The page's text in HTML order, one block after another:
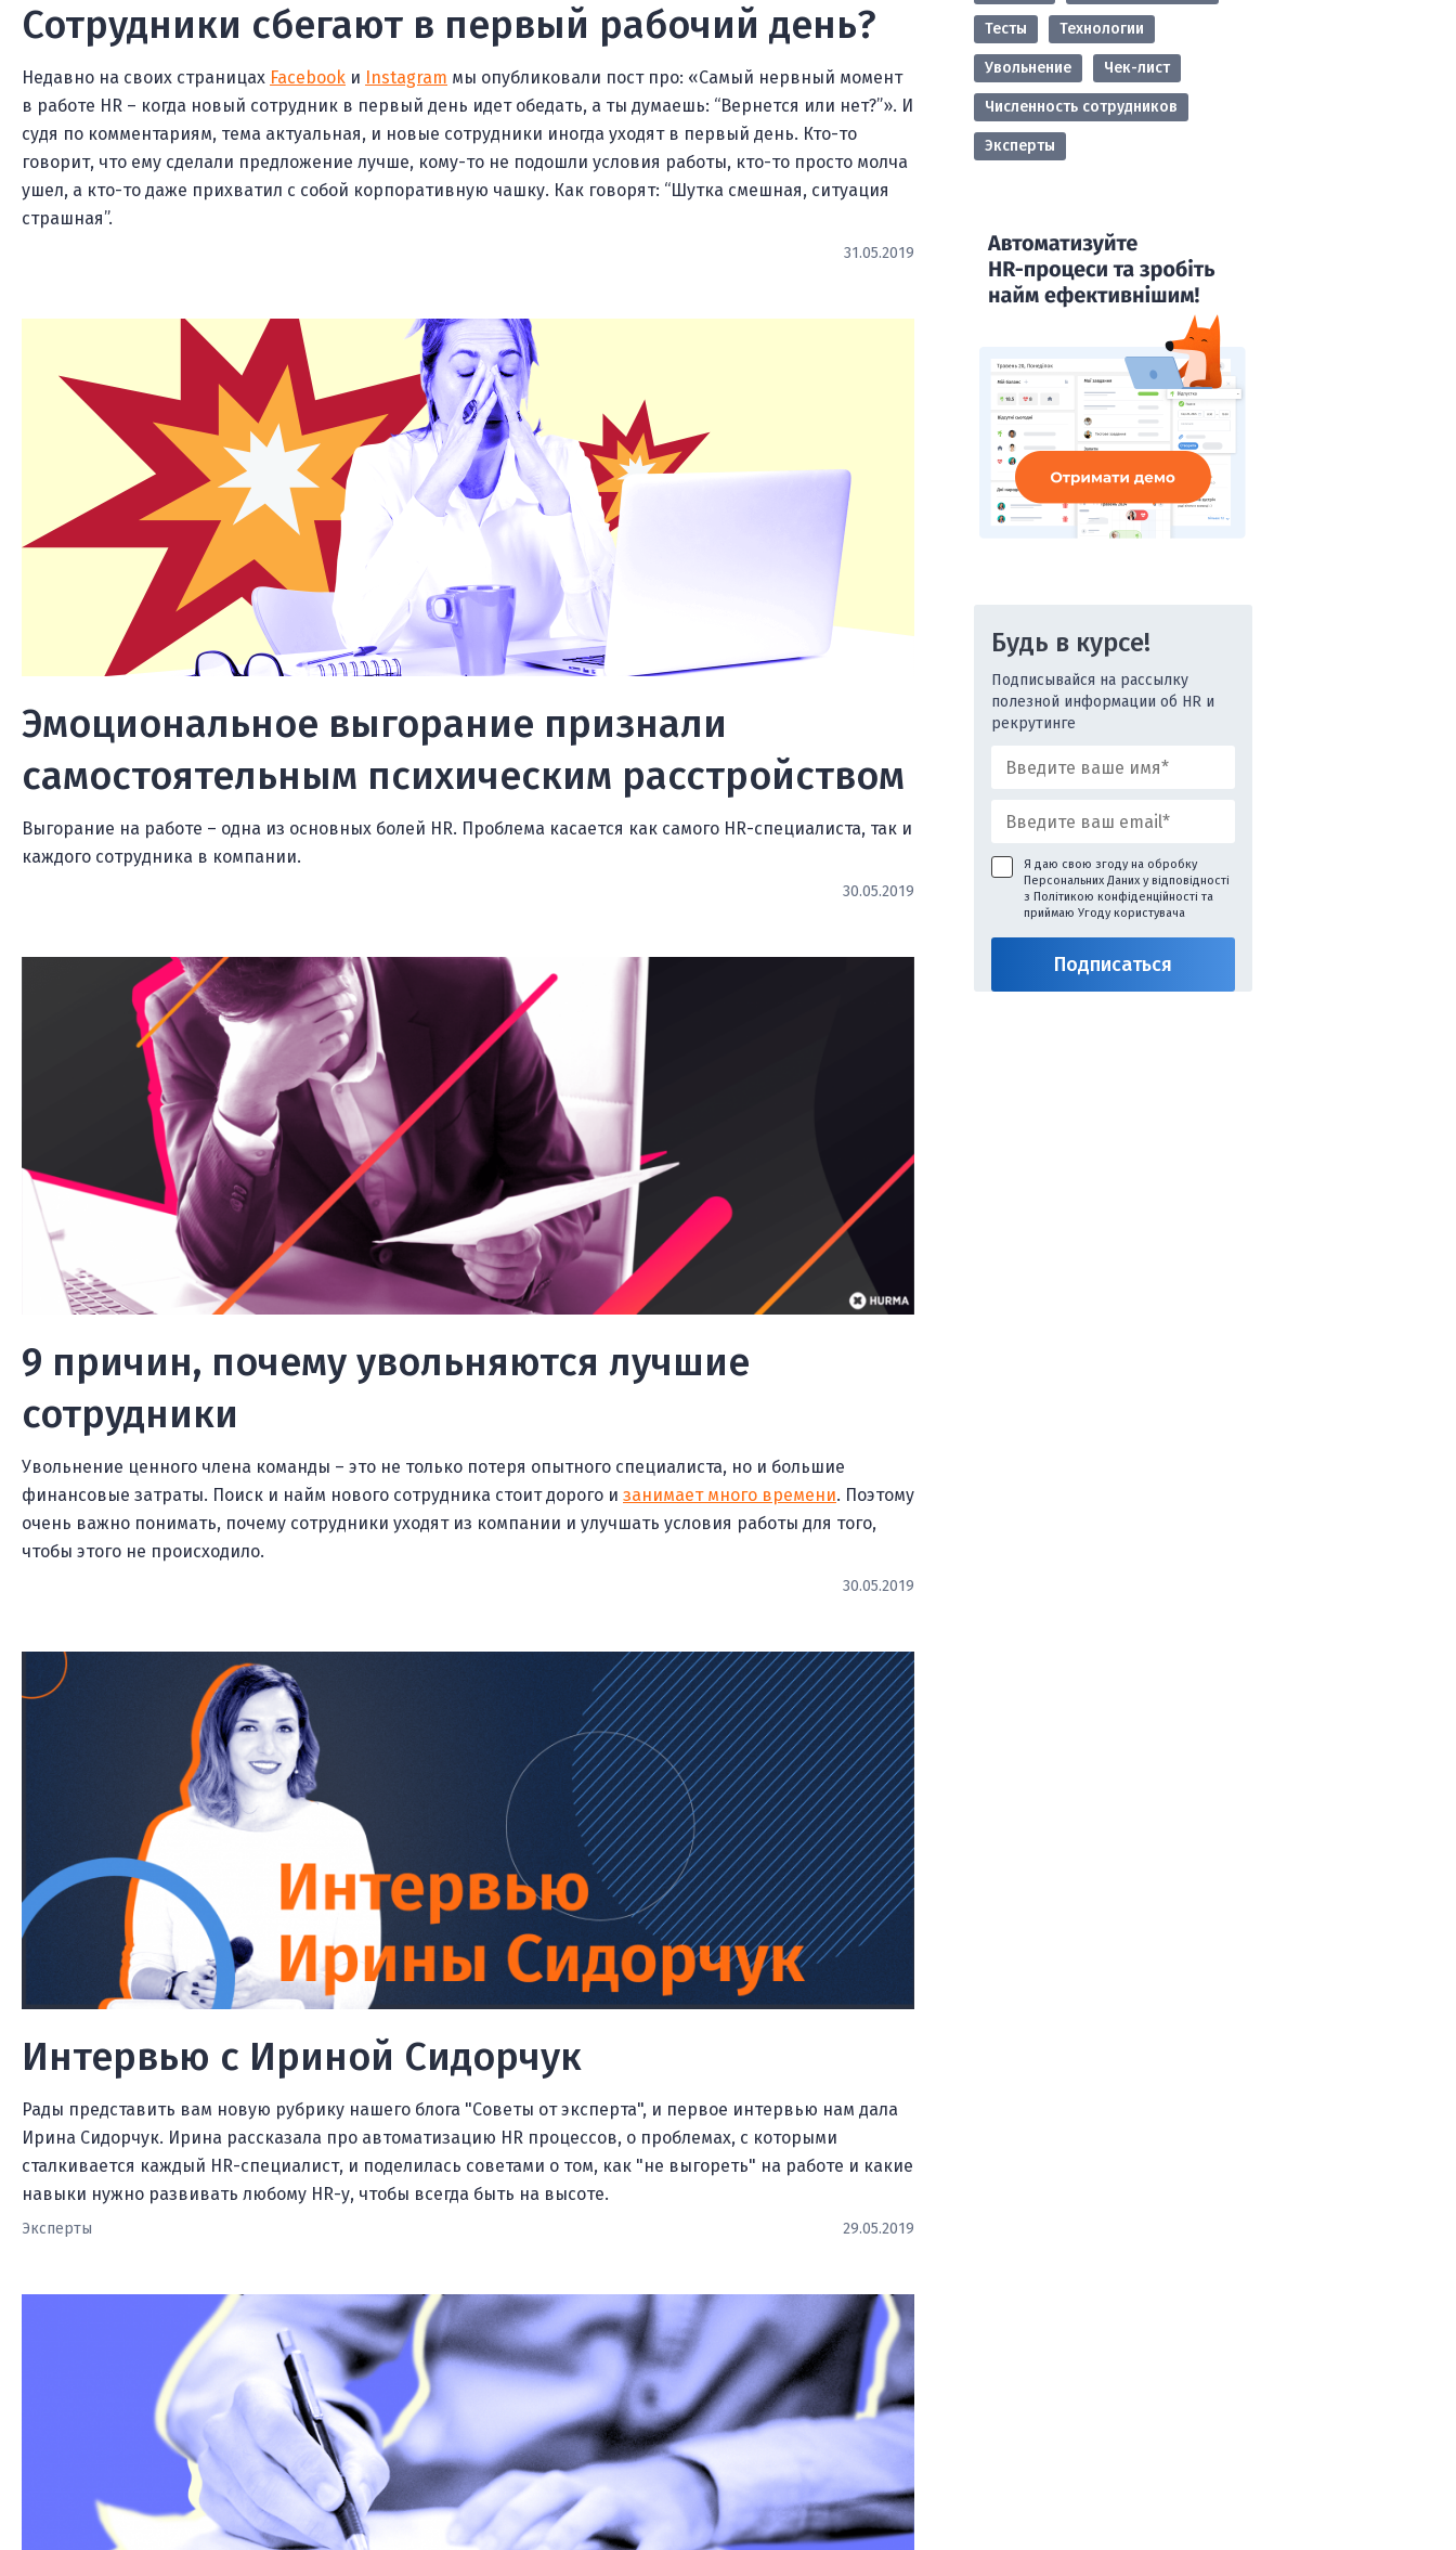
Сотрудники сбегают в первый рабочий день?
Недавно на своих страницах Facebook и Instagram мы опубликовали пост про: «Самый нервный момент
в работе HR – когда новый сотрудник в первый день идет обедать, а ты думаешь: “Вернется или нет?”». И
судя по комментариям, тема актуальная, и новые сотрудники иногда уходят в первый день. Кто-то
говорит, что ему сделали предложение лучше, кому-то не подошли условия работы, кто-то просто молча
ушел, а кто-то даже прихватил с собой корпоративную чашку. Как говорят: “Шутка смешная, ситуация
страшная”.
31.05.2019
Эмоциональное выгорание признали
самостоятельным психическим расстройством
Выгорание на работе – одна из основных болей HR. Проблема касается как самого HR-специалиста, так и
каждого сотрудника в компании.
30.05.2019
9 причин, почему увольняются лучшие
сотрудники
Увольнение ценного члена команды – это не только потеря опытного специалиста, но и большие
финансовые затраты. Поиск и найм нового сотрудника стоит дорого и занимает много времени. Поэтому
очень важно понимать, почему сотрудники уходят из компании и улучшать условия работы для того,
чтобы этого не происходило.
30.05.2019
Интервью с Ириной Сидорчук
Рады представить вам новую рубрику нашего блога "Советы от эксперта", и первое интервью нам дала
Ирина Сидорчук. Ирина рассказала про автоматизацию HR процессов, о проблемах, с которыми
сталкивается каждый HR-специалист, и поделилась советами о том, как "не выгореть" на работе и какие
навыки нужно развивать любому HR-у, чтобы всегда быть на высоте.
Эксперты 29.05.2019
Тесты Технологии
Увольнение Чек-лист
Численность сотрудников
Эксперты
Будь в курсе!
Подписывайся на рассылку
полезной информации об HR и
рекрутинге
Я даю свою згоду на обробку
Персональних Даних у відповідності
з Політикою конфіденційності та
приймаю Угоду користувача